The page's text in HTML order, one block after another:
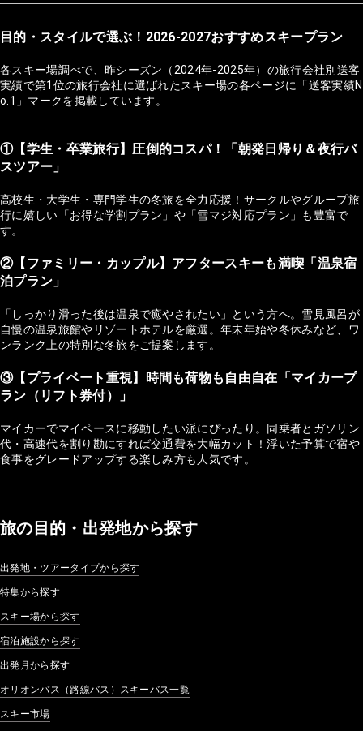
目的・スタイルで選ぶ！2026-2027おすすめスキープラン
各スキー場調べで、昨シーズン（2024年-2025年）の旅行会社別送客
実績で第1位の旅行会社に選ばれたスキー場の各ページに「送客実績N
o.1」マークを掲載しています。
①【学生・卒業旅行】圧倒的コスパ！「朝発日帰り＆夜行バ
スツアー」
高校生・大学生・専門学生の冬旅を全力応援！サークルやグループ旅
行に嬉しい「お得な学割プラン」や「雪マジ対応プラン」も豊富で
す。
②【ファミリー・カップル】アフタースキーも満喫「温泉宿
泊プラン」
「しっかり滑った後は温泉で癒やされたい」という方へ。雪見風呂が
自慢の温泉旅館やリゾートホテルを厳選。年末年始や冬休みなど、ワ
ンランク上の特別な冬旅をご提案します。
③【プライベート重視】時間も荷物も自由自在「マイカープ
ラン（リフト券付）」
マイカーでマイペースに移動したい派にぴったり。同乗者とガソリン
代・高速代を割り勘にすれば交通費を大幅カット！浮いた予算で宿や
食事をグレードアップする楽しみ方も人気です。
旅の目的・出発地から探す
出発地・ツアータイプから探す
特集から探す
スキー場から探す
宿泊施設から探す
出発月から探す
オリオンバス（路線バス）スキーバス一覧
スキー市場